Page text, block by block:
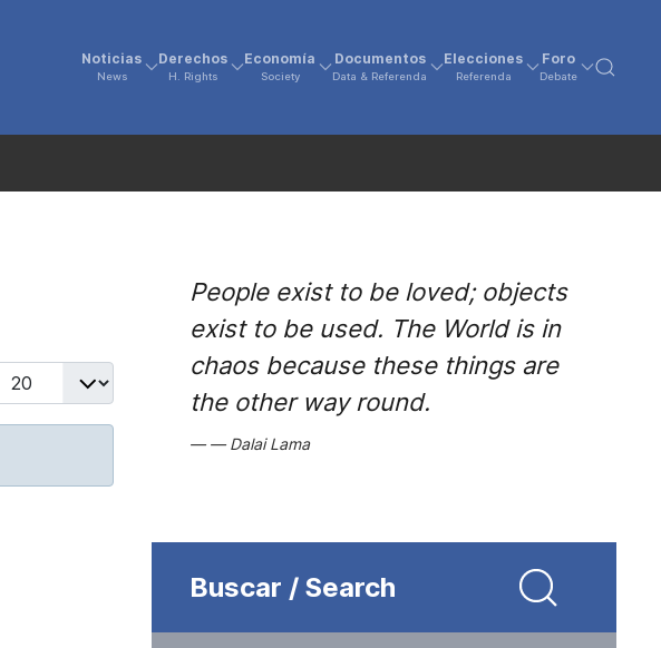
Noticias
News
Derechos
H. Rights
Economía
Society
Documentos
Data & Referenda
Elecciones
Referenda
Foro
Debate
Display #
People exist to be loved; objects
exist to be used. The World is in
chaos because these things are
the other way round.
Dalai Lama
Buscar / Search